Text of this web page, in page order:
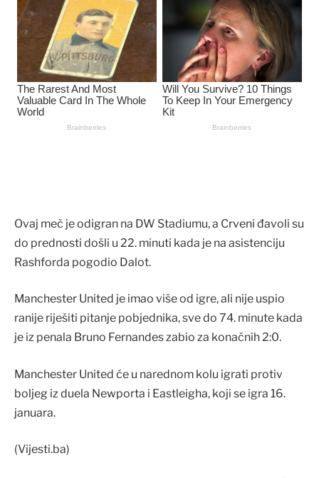
Ovaj meč je odigran na DW Stadiumu, a Crveni đavoli su
do prednosti došli u 22. minuti kada je na asistenciju
Rashforda pogodio Dalot.
Manchester United je imao više od igre, ali nije uspio
ranije riješiti pitanje pobjednika, sve do 74. minute kada
je iz penala Bruno Fernandes zabio za konačnih 2:0.
Manchester United će u narednom kolu igrati protiv
boljeg iz duela Newporta i Eastleigha, koji se igra 16.
januara.
(Vijesti.ba)